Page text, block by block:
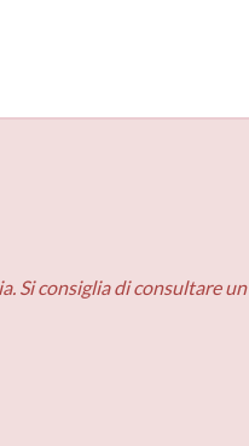
Si consiglia di consultare un